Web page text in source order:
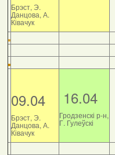
Брэст, Э.
Данцова, А.
Ківачук
09.04
Брэст, Э.
Данцова, А.
Ківачук
16.04
Гродзенскі р-н,
Г. Гулеўскі